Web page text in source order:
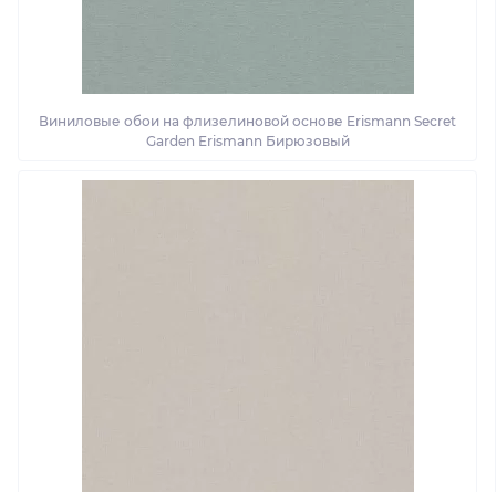
Виниловые обои на флизелиновой основе Erismann Secret
Garden Erismann Бирюзовый